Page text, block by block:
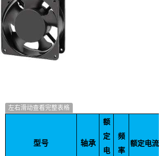
左右滑动查看完整表格
型号 轴承
额
定
电
频
率
额定电流